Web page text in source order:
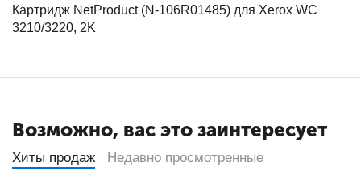
Картридж NetProduct (N-106R01485) для Xerox WC
3210/3220, 2K
Возможно, вас это заинтересует
Хиты продаж Недавно просмотренные